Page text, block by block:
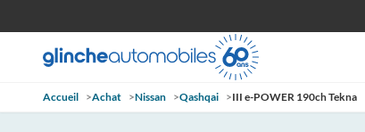
Accueil >Achat >Nissan >Qashqai >III e-POWER 190ch Tekna